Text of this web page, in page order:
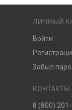
ЛИЧНЫЙ
Войти
Забыл
КОНТАКТЫ
8 (800)